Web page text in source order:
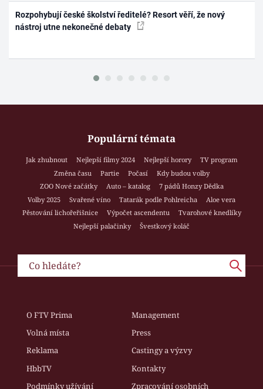
Rozpohybují české školství ředitelé? Resort věří, že nový
nástroj utne nekonečné debaty
Populární témata
Jak zhubnout Nejlepší filmy 2024 Nejlepší horory
TV program
Změna času
Partie Počasí
Kdy budou volby
ZOO Nové začátky
Auto – katalog
7 pádů Honzy Dědka
Volby 2025
Svařené víno Tatarák podle Pohlreicha
Aloe vera
Pěstování lichořeřišnice
Výpočet ascendentu
Tvarohové knedlíky
Nejlepší palačinky
Švestkový koláč
O FTV Prima
Management
Volná místa
Press
Reklama
Castingy a výzvy
HbbTV
Kontakty
Podmínky užívání
Zpracování osobních